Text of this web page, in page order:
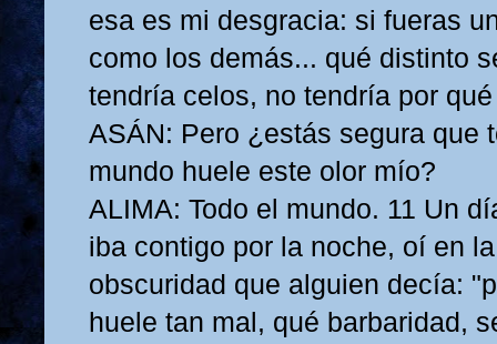
esa es mi desgracia: si fueras
como los demás... qué distinto
tendría celos, no tendría por
ASÁN: Pero ¿estás segura que
mundo huele este olor mío?
ALIMA: Todo el mundo. 11 Un
iba contigo por la noche, oí en la
obscuridad que alguien decía:
huele tan mal, qué barbaridad,